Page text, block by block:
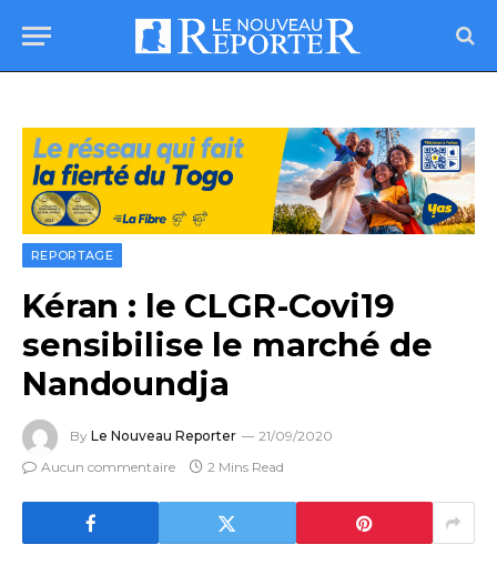
REPORTAGE
Kéran : le CLGR-Covi19
sensibilise le marché de
Nandoundja
By Le Nouveau Reporter
21/09/2020
Aucun commentaire
2 Mins Read